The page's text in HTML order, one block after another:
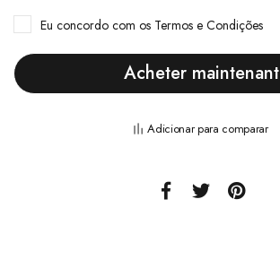
Eu concordo com os Termos e Condições
Acheter maintenant
Adicionar para comparar